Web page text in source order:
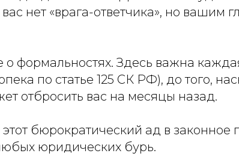
нет «врага-ответчика», но вашим
формальностях. Здесь важна
по статье 125 СК РФ), до того,
отбросить вас на месяцы назад.
этот бюрократический ад в
юридических бурь.